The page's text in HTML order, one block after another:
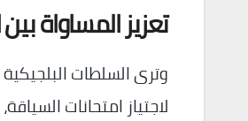
تعزيز المساواة
وترى السلطات
لاجتياز امتحانات